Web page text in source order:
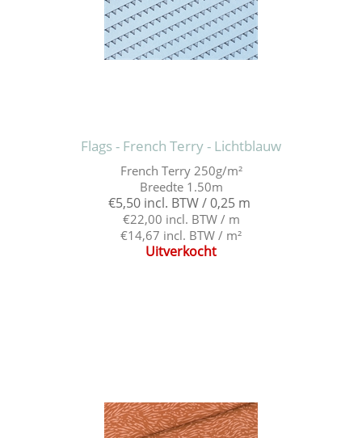
Flags - French Terry - Lichtblauw
French Terry 250g/m²
Breedte 1.50m
€5,50 incl. BTW / 0,25 m
€22,00 incl. BTW / m
€14,67 incl. BTW / m²
Uitverkocht